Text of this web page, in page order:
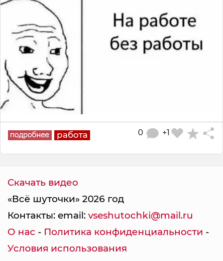
работа +1
0
Скачать видео
«Всё шуточки» 2026 год
Контакты: email: vseshutochki@mail.ru
О нас - Политика конфиденциальности -
Условия использования